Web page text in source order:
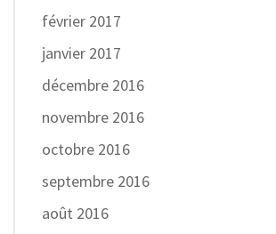
février 2017
janvier 2017
décembre 2016
novembre 2016
octobre 2016
septembre 2016
août 2016